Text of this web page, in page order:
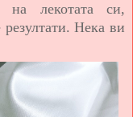
на лекотата си,
Нека ви